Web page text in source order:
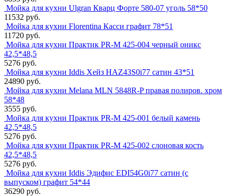
Мойка для кухни Ulgran Кварц Форте 580-07 уголь 58*50
11532 руб.
Мойка для кухни Florentina Касси графит 78*51
11720 руб.
Мойка для кухни Практик PR-M 425-004 черный оникс
42,5*48,5
5276 руб.
Мойка для кухни Iddis Хейз HAZ43S0i77 сатин 43*51
24890 руб.
Мойка для кухни Melana MLN 5848R-P правая полиров. хром
58*48
3555 руб.
Мойка для кухни Практик PR-M 425-001 белый камень
42,5*48,5
5276 руб.
Мойка для кухни Практик PR-M 425-002 слоновая кость
42,5*48,5
5276 руб.
Мойка для кухни Iddis Эдифис EDI54G0i77 сатин (с
выпуском) графит 54*44
36290 руб.